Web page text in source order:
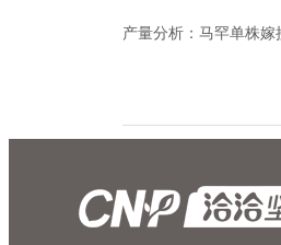
产量分析：马罕单株嫁